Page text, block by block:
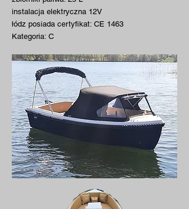
instalacja elektryczna 12V
łódz posiada certyfikat: CE 1463
Kategoria: C